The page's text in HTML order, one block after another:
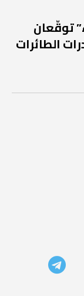
توقّعان
الطائرات